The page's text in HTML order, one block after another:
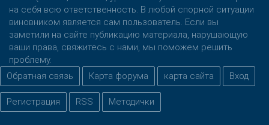
на себя всю ответственность. В любой спорной ситуации
виновником является сам пользователь. Если вы
заметили на сайте публикацию материала, нарушающую
ваши права, свяжитесь с нами, мы поможем решить
проблему.
Обратная связь
Карта форума карта сайта Вход
Регистрация RSS Методички